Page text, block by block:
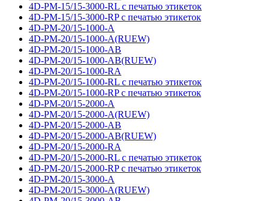
4D-PM-15/15-3000-RL с печатью этикеток
4D-PM-15/15-3000-RP с печатью этикеток
4D-PM-20/15-1000-A
4D-PM-20/15-1000-A(RUEW)
4D-PM-20/15-1000-AB
4D-PM-20/15-1000-AB(RUEW)
4D-PM-20/15-1000-RA
4D-PM-20/15-1000-RL с печатью этикеток
4D-PM-20/15-1000-RP с печатью этикеток
4D-PM-20/15-2000-A
4D-PM-20/15-2000-A(RUEW)
4D-PM-20/15-2000-AB
4D-PM-20/15-2000-AB(RUEW)
4D-PM-20/15-2000-RA
4D-PM-20/15-2000-RL с печатью этикеток
4D-PM-20/15-2000-RP с печатью этикеток
4D-PM-20/15-3000-A
4D-PM-20/15-3000-A(RUEW)